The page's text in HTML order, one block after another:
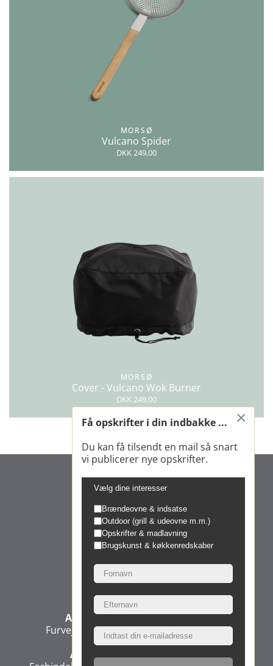
MORSØ
Vulcano Spider
DKK 249,00
MORSØ
Cover - Vulcano Wok Burner
DKK 249,00
Morsø Jernstøberi A/S
Administration & Produktion
Furvej 6, 7900 Nykøbing Mors, Denmark
Administration & Direktion
×
Få opskrifter i din indbakke ...
Du kan få tilsendt en mail så snart
vi publicerer nye opskrifter.
Vælg dine interesser
Brændeovne & indsatse
Outdoor (grill & udeovne m.m.)
Opskrifter & madlavning
Brugskunst & køkkenredskaber